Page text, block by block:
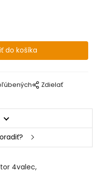
Zdielať
4valec,